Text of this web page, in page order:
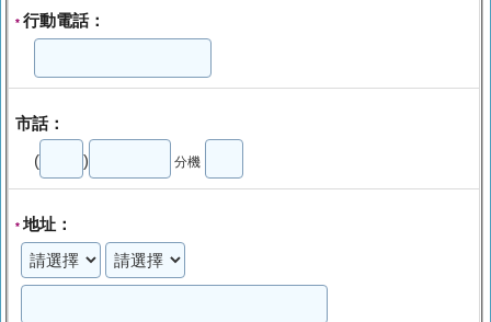
* 行動電話：
市話：
( ) 分機
*地址：